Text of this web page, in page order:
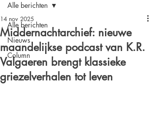
Alle berichten
Nieuws
Column
Alle berichten
Middernachtarchief: nieuwe
maandelijkse podcast van K.R.
Valgaeren brengt klassieke
griezelverhalen tot leven
14 nov 2025